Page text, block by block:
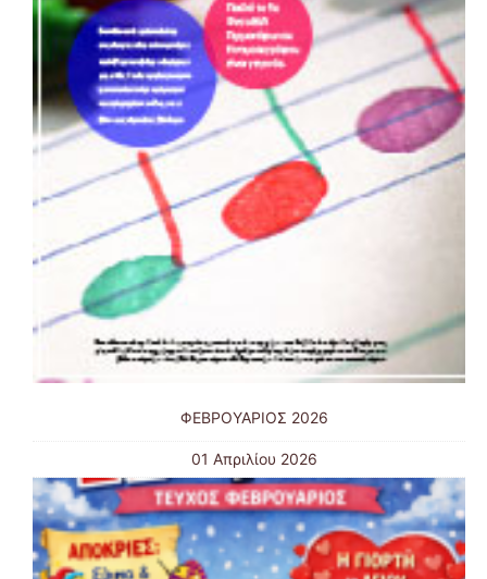
ΦΕΒΡΟΥΑΡΙΟΣ 2026
01 Απριλίου 2026